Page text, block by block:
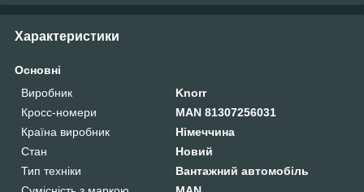
Характеристики
Основні
Виробник
Knorr
Кросс-номери
MAN 81307256031
Країна виробник
Німеччина
Стан
Новий
Тип техніки
Вантажний автомобіль